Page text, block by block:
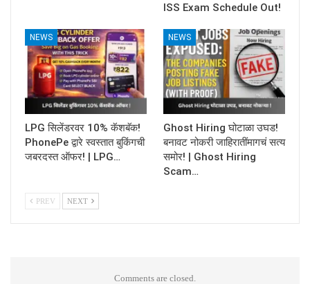
ISS Exam Schedule Out!
NEWS
LPG सिलेंडरवर 10% कॅशबॅक!
PhonePe द्वारे स्वस्तात बुकिंगची
जबरदस्त ऑफर! | LPG…
NEWS
Ghost Hiring घोटाळा उघड!
बनावट नोकरी जाहिरातींमागचं सत्य
समोर! | Ghost Hiring
Scam…
PREV NEXT
Comments are closed.